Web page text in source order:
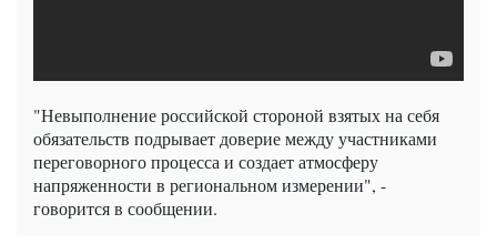
"Невыполнение российской стороной взятых на себя
обязательств подрывает доверие между участниками
переговорного процесса и создает атмосферу
напряженности в региональном измерении", -
говорится в сообщении.